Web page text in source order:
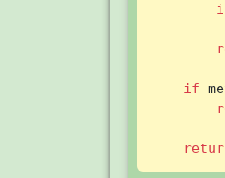
if